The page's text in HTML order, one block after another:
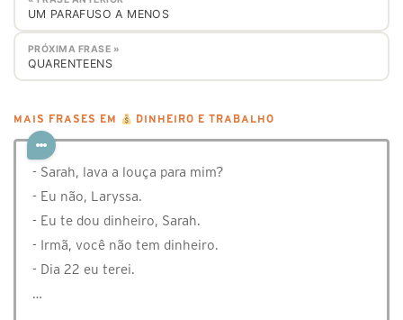
UM PARAFUSO A MENOS
PRÓXIMA FRASE »
QUARENTEENS
MAIS FRASES EM DINHEIRO E TRABALHO
- Sarah, lava a louça para mim?
- Eu não, Laryssa.
- Eu te dou dinheiro, Sarah.
- Irmã, você não tem dinheiro.
- Dia 22 eu terei.
…